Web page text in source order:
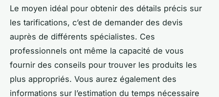
Le moyen idéal pour obtenir des détails précis sur
les tarifications, c’est de demander des devis
auprès de différents spécialistes. Ces
professionnels ont même la capacité de vous
fournir des conseils pour trouver les produits les
plus appropriés. Vous aurez également des
informations sur l’estimation du temps nécessaire